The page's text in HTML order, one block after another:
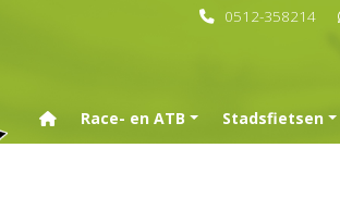
0512-358214
HomeRace- en ATB Stadsfietsen